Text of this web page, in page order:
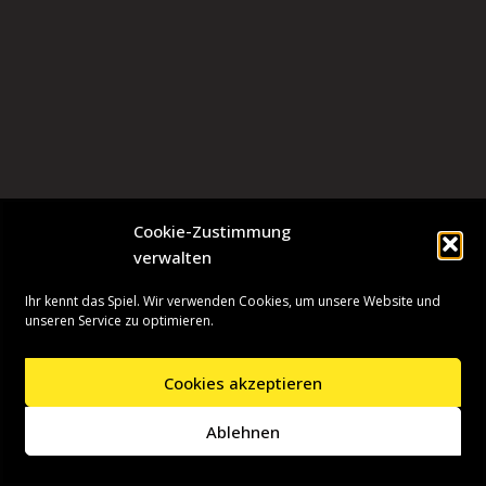
Cookie-Zustimmung
verwalten
Ihr kennt das Spiel. Wir verwenden Cookies, um unsere Website und
unseren Service zu optimieren.
Cookies akzeptieren
Ablehnen
| Präsentiert vonWordPress
Presseinformationen